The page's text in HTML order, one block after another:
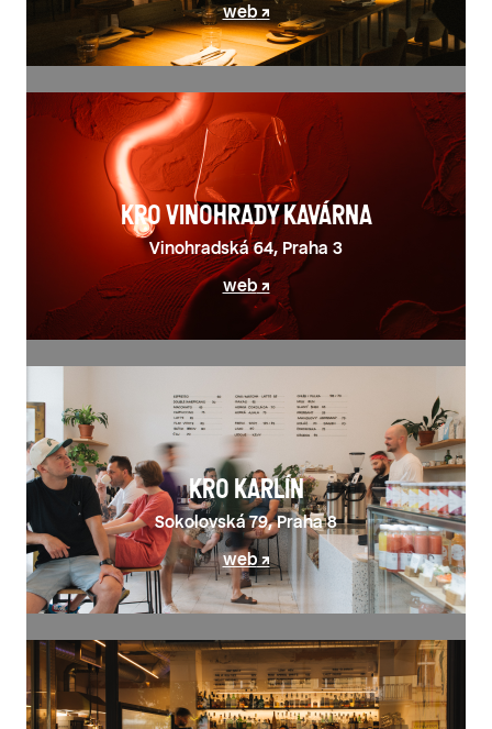
web
KRO VINOHRADY KAVÁRNA
Vinohradská 64, Praha 3
web
KRO KARLÍN
Sokolovská 79, Praha 8
web